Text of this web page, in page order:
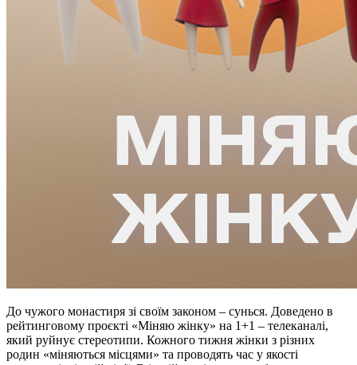
До чужого монастиря зі своїм законом – сунься. Доведено в
рейтинговому проєкті «Міняю жінку» на 1+1 – телеканалі,
який руйнує стереотипи. Кожного тижня жінки з різних
родин «міняються місцями» та проводять час у якості